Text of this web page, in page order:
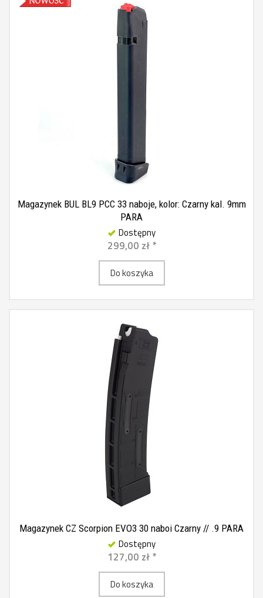
Magazynek BUL BL9 PCC 33 naboje, kolor: Czarny kal. 9mm
PARA
Dostępny
299,00 zł *
Do koszyka
Magazynek CZ Scorpion EVO3 30 naboi Czarny // .9 PARA
Dostępny
127,00 zł *
Do koszyka